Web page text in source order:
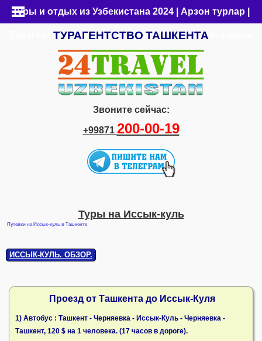
Туры и отдых из Узбекистана 2024 | Арзон турлар |
Турагентство Ташкента | Путевки из Ташкента цены
ТУРАГЕНТСТВО ТАШКЕНТА
Звоните сейчас:
+99871 200-00-19
Туры на Иссык-куль
Путевки на Иссык-куль в Ташкенте
ИССЫК-КУЛЬ. ОБЗОР.
Проезд от Ташкента до Иссык-Куля
1) Автобус : Ташкент - Черняевка - Иссык-Куль - Черняевка -
Ташкент, 120 $ на 1 человека. (17 часов в дороге).